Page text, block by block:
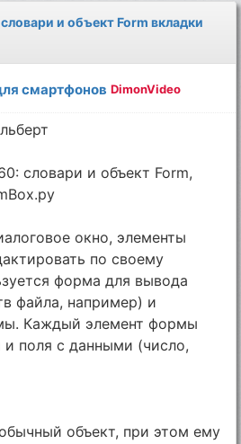
и объект Form вкладки
смартфонов DimonVideo
словари и объект Form,
окно, элементы
по своему
форма для вывода
файла, например) и
Каждый элемент формы
и поля с данными (число,
объект, при этом ему